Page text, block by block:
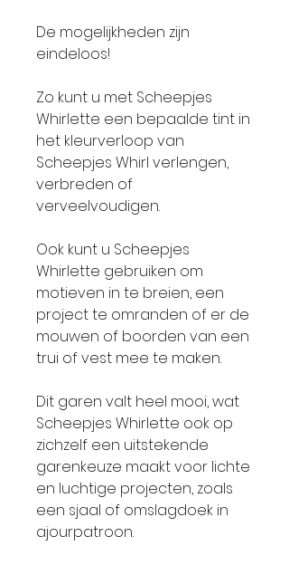
De mogelijkheden zijn
eindeloos!
Zo kunt u met Scheepjes
Whirlette een bepaalde tint in
het kleurverloop van
Scheepjes Whirl verlengen,
verbreden of
verveelvoudigen.
Ook kunt u Scheepjes
Whirlette gebruiken om
motieven in te breien, een
project te omranden of er de
mouwen of boorden van een
trui of vest mee te maken.
Dit garen valt heel mooi, wat
Scheepjes Whirlette ook op
zichzelf een uitstekende
garenkeuze maakt voor lichte
en luchtige projecten, zoals
een sjaal of omslagdoek in
ajourpatroon.